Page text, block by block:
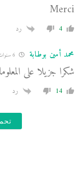
Merci
4 رد
محمد أمين بوطابة
شكرا جزيلا على
14 رد